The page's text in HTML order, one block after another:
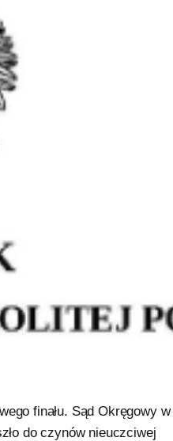
finału. Sąd Okręgowy w
do czynów nieuczciwej